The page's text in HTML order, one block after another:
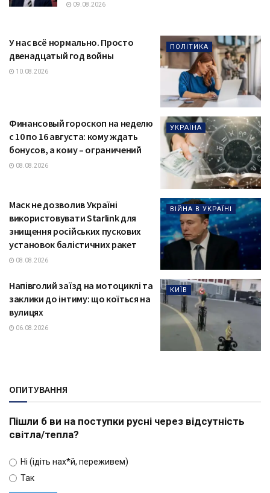
09.08.2026
ПОЛІТИКА
У нас всё нормально. Просто
двенадцатый год войны
10.08.2026
УКРАЇНА
Финансовый гороскоп на неделю
с 10 по 16 августа: кому ждать
бонусов, а кому – ограничений
08.08.2026
ВІЙНА В УКРАЇНІ
Маск не дозволив Україні
використовувати Starlink для
знищення російських пускових
установок балістичних ракет
08.08.2026
КИЇВ
Напівголий заїзд на мотоциклі та
заклики до інтиму: що коїться на
вулицях
06.08.2026
ОПИТУВАННЯ
Пішли б ви на поступки русні через відсутність
світла/тепла?
Ні (ідіть нах*й, переживем)
Так